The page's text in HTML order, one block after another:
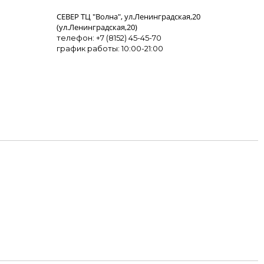
СЕВЕР ТЦ "Волна", ул.Ленинградская,20
(ул.Ленинградская,20)
телефон: +7 (8152) 45-45-70
график работы: 10:00-21:00